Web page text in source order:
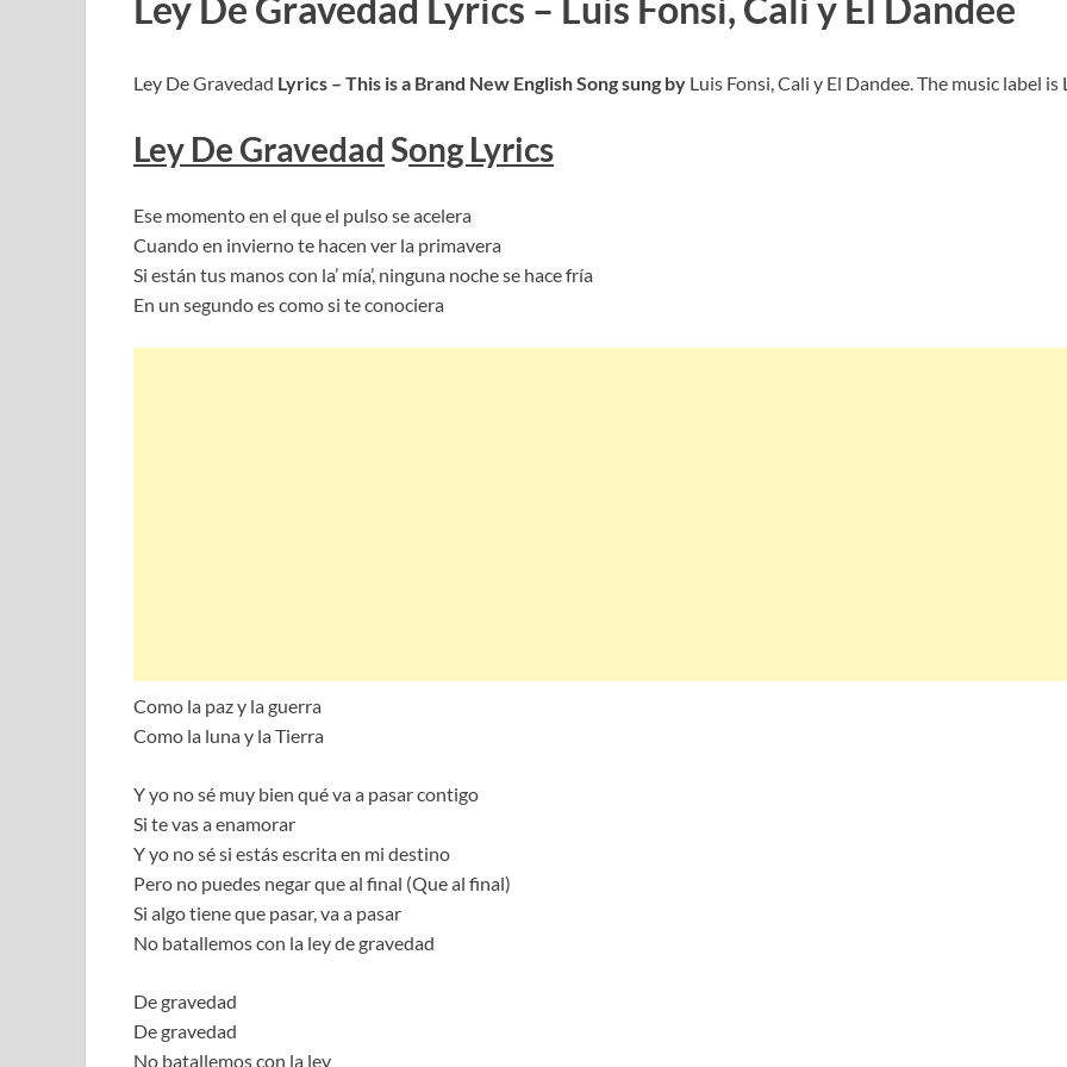
Ley De Gravedad Lyrics – This is a Brand New English Song sung by Luis Fonsi, Cali y El Dandee. The music label is
Ley De Gravedad Song Lyrics
Ese momento en el que el pulso se acelera
Cuando en invierno te hacen ver la primavera
Si están tus manos con la’ mía’, ninguna noche se hace fría
En un segundo es como si te conociera
Como la paz y la guerra
Como la luna y la Tierra
Y yo no sé muy bien qué va a pasar contigo
Si te vas a enamorar
Y yo no sé si estás escrita en mi destino
Pero no puedes negar que al final (Que al final)
Si algo tiene que pasar, va a pasar
No batallemos con la ley de gravedad
De gravedad
De gravedad
No batallemos con la ley